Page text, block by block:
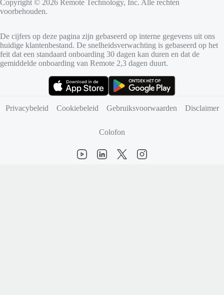
Copyright © 2026 Remote Technology, Inc. Alle rechten
voorbehouden.
De cijfers op deze pagina zijn gebaseerd op interne gegevens uit ons
huidige klantenbestand. De snelheidsverwachting is gebaseerd op het
feit dat een standaard onboarding 30 dagen kan duren en dat de
gemiddelde onboarding van Remote 2,3 dagen duurt.
Privacybeleid
Cookiebeleid Gebruiksvoorwaarden Disclaimer
Colofon